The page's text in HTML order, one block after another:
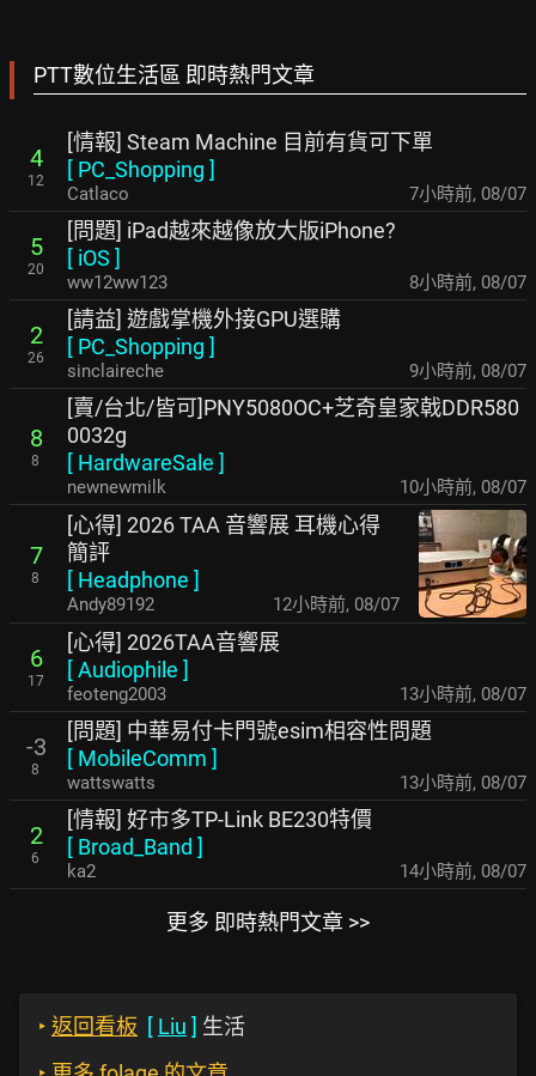
PTT數位生活區 即時熱門文章
4
12
[情報] Steam Machine 目前有貨可下單
[ PC_Shopping ]
Catlaco 7小時前, 08/07
5
20
[問題] iPad越來越像放大版iPhone?
[ iOS ]
ww12ww123 8小時前, 08/07
2
26
[請益] 遊戲掌機外接GPU選購
[ PC_Shopping ]
sinclaireche 9小時前, 08/07
8
8
[賣/台北/皆可]PNY5080OC+芝奇皇家戟DDR580
0032g
[ HardwareSale ]
newnewmilk 10小時前, 08/07
7
8
[心得] 2026 TAA 音響展 耳機心得
簡評
[ Headphone ]
Andy89192 12小時前, 08/07
6
17
[心得] 2026TAA音響展
[Audiophile ]
feoteng2003 13小時前, 08/07
-3
8
[問題] 中華易付卡門號esim相容性問題
[ MobileComm ]
wattswatts 13小時前, 08/07
2
6
[情報] 好市多TP-Link BE230特價
[ Broad_Band ]
ka2 14小時前, 08/07
更多 即時熱門文章 >>
‣ 返回看板 [ Liu ] 生活